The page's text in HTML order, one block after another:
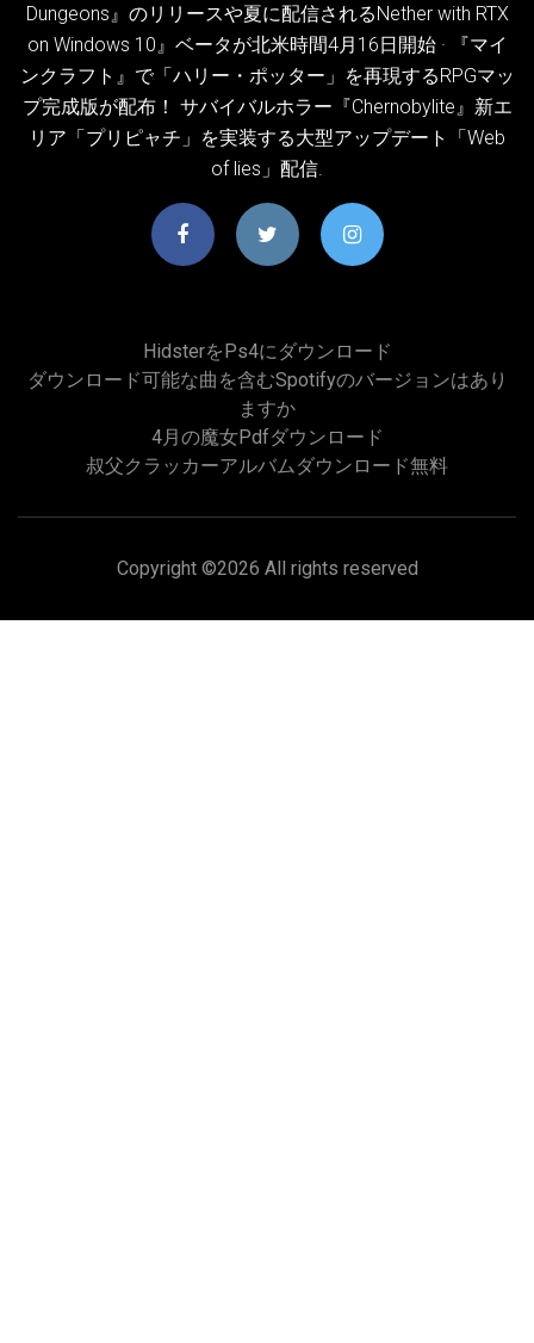
Dungeons』のリリースや夏に配信されるNether with RTX
on Windows 10』ベータが北米時間4月16日開始 · 『マイ
ンクラフト』で「ハリー・ポッター」を再現するRPGマッ
プ完成版が配布！ サバイバルホラー『Chernobylite』新エ
リア「プリピャチ」を実装する大型アップデート「Web
of lies」配信.
Hidsterをps4にダウンロード
ダウンロード可能な曲を含むSpotifyのバージョンはあり
ますか
4月の魔女pdfダウンロード
叔父クラッカーアルバムダウンロード無料
Copyright ©2026 All rights reserved